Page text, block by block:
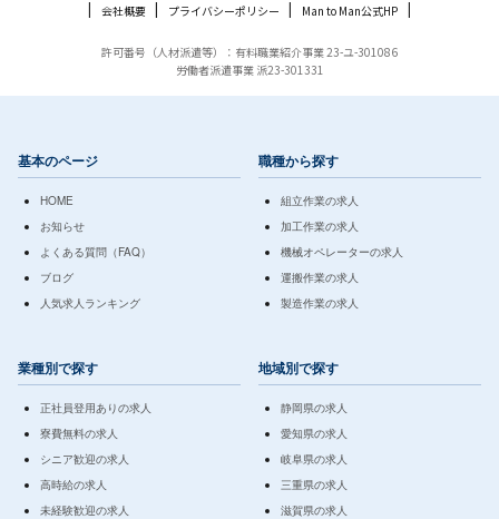
会社概要 プライバシーポリシー Man to Man公式HP
許可番号（人材派遣等）：有料職業紹介事業 23-ユ-301086
労働者派遣事業 派23-301331
基本のページ
HOME
お知らせ
よくある質問（FAQ）
ブログ
人気求人ランキング
職種から探す
組立作業の求人
加工作業の求人
機械オペレーターの求人
運搬作業の求人
製造作業の求人
業種別で探す
正社員登用ありの求人
寮費無料の求人
シニア歓迎の求人
高時給の求人
未経験歓迎の求人
地域別で探す
静岡県の求人
愛知県の求人
岐阜県の求人
三重県の求人
滋賀県の求人